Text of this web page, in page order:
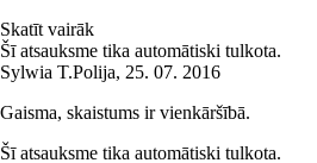
Skatīt vairāk
Šī atsauksme tika automātiski tulkota.
Sylwia T.Polija, 25. 07. 2016
Gaisma, skaistums ir vienkāršībā.
Šī atsauksme tika automātiski tulkota.